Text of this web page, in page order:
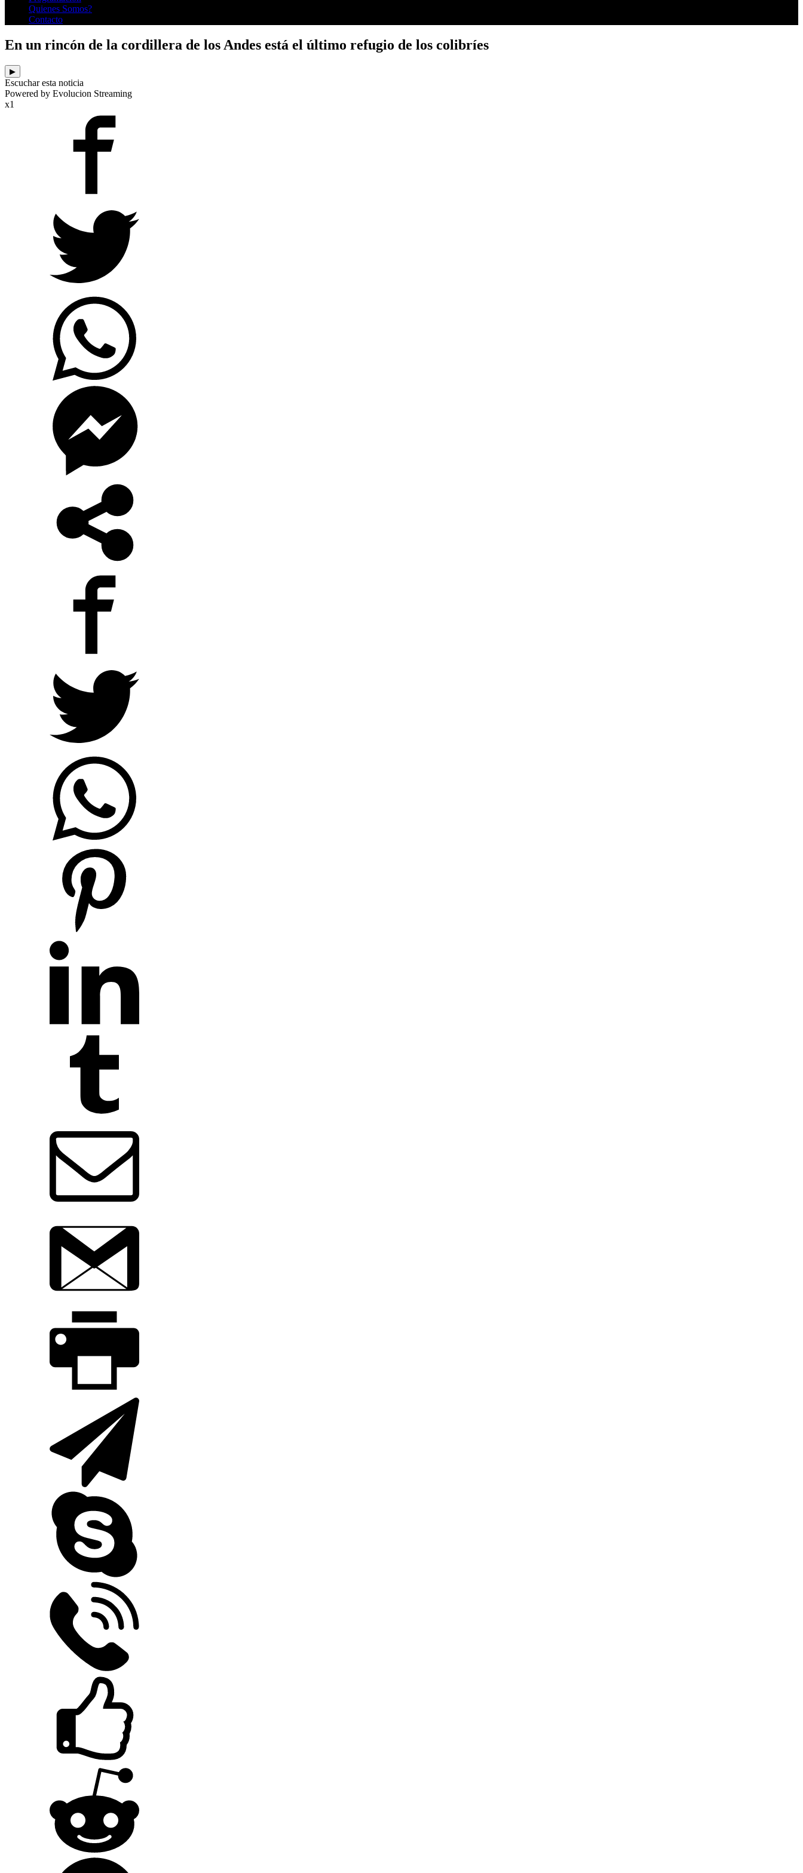
Quienes Somos?
Contacto
En un rincón de la cordillera de los Andes está el último refugio de los colibríes
▶
Escuchar esta noticia
Powered by Evolucion Streaming
x1